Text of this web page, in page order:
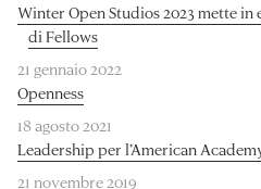
Winter Open Studios 2023 mette
di Fellows
21 gennaio 2022
Openness
18 agosto 2021
Leadership per l’American
21 novembre 2019